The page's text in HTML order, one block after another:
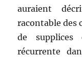
auraient
racontable des
de
récurrente